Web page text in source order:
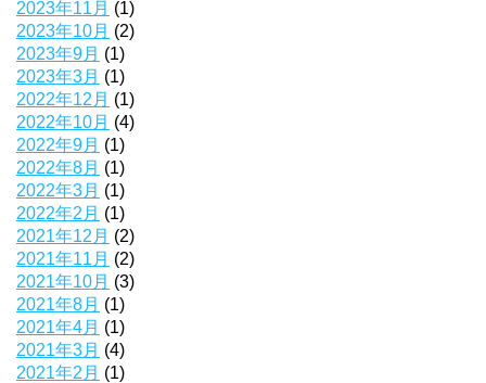
2023年11月 (1)
2023年10月 (2)
2023年9月 (1)
2023年3月 (1)
2022年12月 (1)
2022年10月 (4)
2022年9月 (1)
2022年8月 (1)
2022年3月 (1)
2022年2月 (1)
2021年12月 (2)
2021年11月 (2)
2021年10月 (3)
2021年8月 (1)
2021年4月 (1)
2021年3月 (4)
2021年2月 (1)